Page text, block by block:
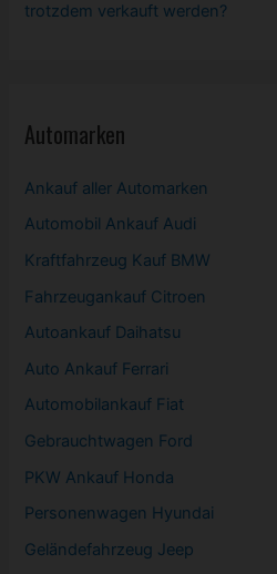
trotzdem verkauft werden?
Automarken
Ankauf aller Automarken
Automobil Ankauf Audi
Kraftfahrzeug Kauf BMW
Fahrzeugankauf Citroen
Autoankauf Daihatsu
Auto Ankauf Ferrari
Automobilankauf Fiat
Gebrauchtwagen Ford
PKW Ankauf Honda
Personenwagen Hyundai
Geländefahrzeug Jeep